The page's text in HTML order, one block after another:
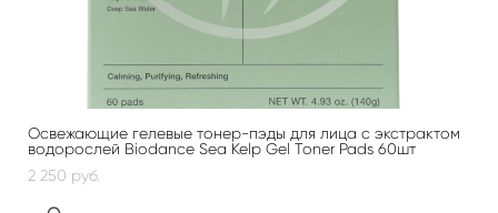
Освежающие гелевые тонер-пэды для лица с экстрактом
водорослей Biodance Sea Kelp Gel Toner Pads 60шт
2 250 pуб.